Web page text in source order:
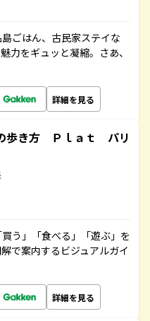
ごはん、古民家ステイな
力をギュッと凝縮。さあ、
詳細を見る
歩き方 Ｐｌａｔ パリ
う」「食べる」「遊ぶ」を
で案内するビジュアルガイ
詳細を見る